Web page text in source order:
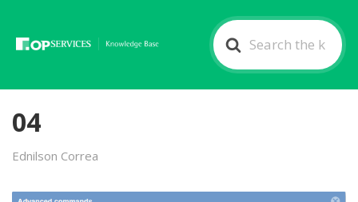
Search
For
04
Ednilson Correa